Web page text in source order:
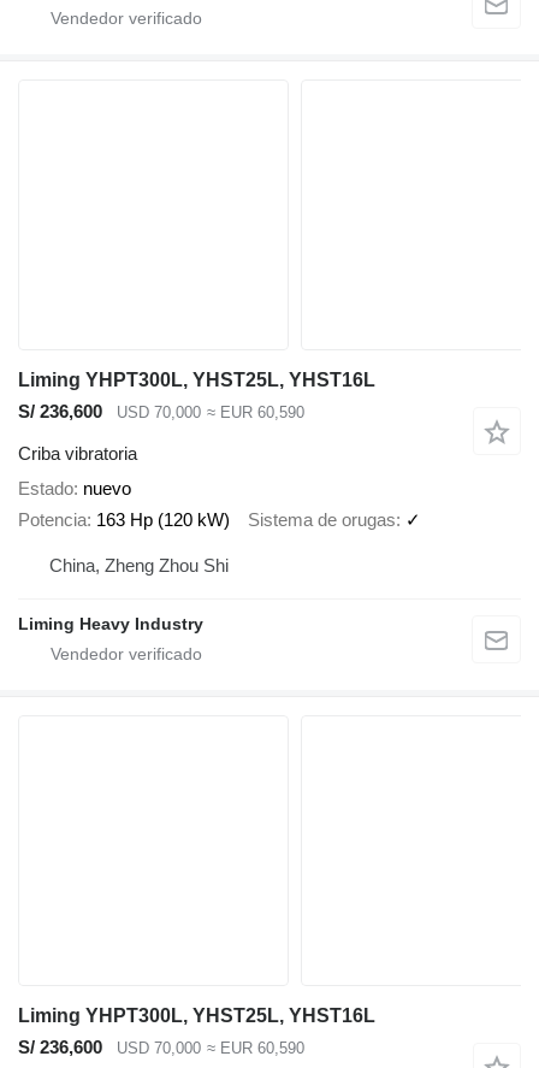
Liming YHPT300L, YHST25L, YHST16L
S/ 236,600
USD 70,000 ≈ EUR 60,590
Criba vibratoria
Estado nuevo
Potencia 163 Hp (120 kW) Sistema de orugas ✓
China, Zheng Zhou Shi
Liming Heavy Industry
Liming YHPT300L, YHST25L, YHST16L
S/ 236,600
USD 70,000 ≈ EUR 60,590